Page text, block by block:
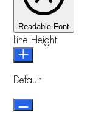
Readable Font
Line Height
Default